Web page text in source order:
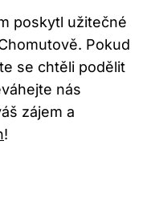
poskytl užitečné
Pokud
se chtěli podělit
nás
zájem a
!